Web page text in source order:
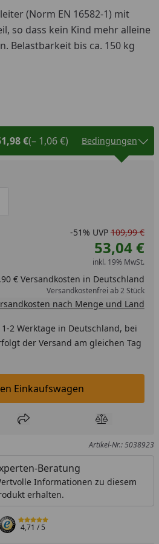
(Norm EN 16582-1) mit
so dass kein Kind mehr alleine
Belastbarkeit bis ca. 150 kg
€(– 1,06 €) Bedingungen
eins verringern
manuell eingeben
um eins erhöhen
-51% UVP 109,99 €
53,04 €
inkl. 19% MwSt.
€ Versandkosten in Deutschland
Versandkostenfrei ab 2 Stück
nach Menge und Land
2 Werktage in Deutschland, bei
der Versand am gleichen Tag
In den Einkaufswagen legen
Einkaufswagen
hinzufügen
Teilen Produkt
Artikel-Nr.: 5038923
Beratung
Informationen zu diesem
erhalten.
4,71/ 5